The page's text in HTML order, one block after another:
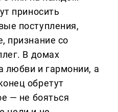
приносить
поступления,
признание со
В домах
любви и гармонии, а
обретут
— не бояться